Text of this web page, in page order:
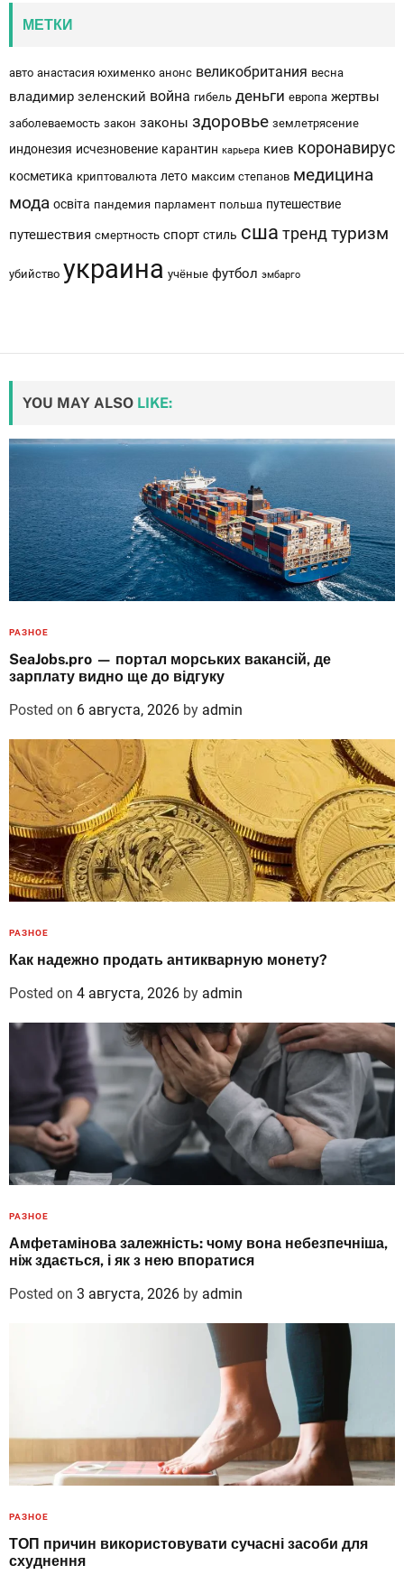
МЕТКИ
авто анастасия юхименко анонс великобритания весна
владимир зеленский война гибель деньги европа жертвы
заболеваемость закон законы здоровье землетрясение
индонезия исчезновение карантин карьера киев коронавирус
косметика криптовалюта лето максим степанов медицина
мода освіта пандемия парламент польша путешествие
путешествия смертность спорт стиль сша тренд туризм
убийство украина учёные футбол эмбарго
YOU MAY ALSO LIKE:
РАЗНОЕ
SeaJobs.pro — портал морських вакансій, де
зарплату видно ще до відгуку
Posted on 6 августа, 2026 by admin
РАЗНОЕ
Как надежно продать антикварную монету?
Posted on 4 августа, 2026 by admin
РАЗНОЕ
Амфетамінова залежність: чому вона небезпечніша,
ніж здається, і як з нею впоратися
Posted on 3 августа, 2026 by admin
РАЗНОЕ
ТОП причин використовувати сучасні засоби для
схуднення